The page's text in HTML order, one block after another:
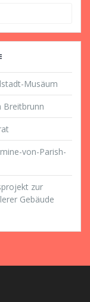
Musäum
Breitbrunn
von-Parish-
zur
Gebäude